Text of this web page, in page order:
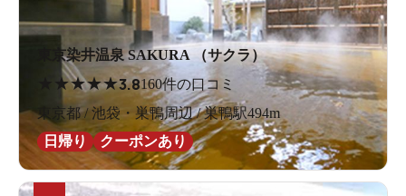
東京染井温泉 SAKURA （サクラ）
★★★★3.8160件の口コミ
東京都 / 池袋・巣鴨周辺 / 巣鴨駅494m
日帰り
クーポンあり